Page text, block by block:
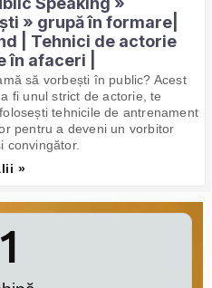
» grupă în formare|
| Tehnici de actorie
în afaceri |
să vorbești în public? Acest
fi unul strict de actorie, te
tehnicile de antrenament
pentru a deveni un vorbitor
convingător.
»
1